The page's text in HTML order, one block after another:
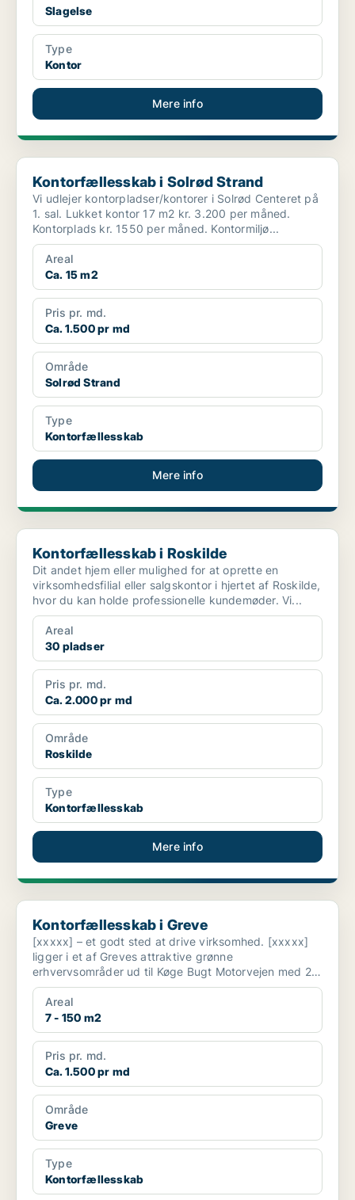
Slagelse
Type
Kontor
Mere info
Kontorfællesskab i Solrød Strand
Kontorfællesskab i Solrød Strand
Vi udlejer kontorpladser/kontorer i Solrød Centeret på
1. sal. Lukket kontor 17 m2 kr. 3.200 per måned.
Kontorplads kr. 1550 per måned. Kontormiljø...
Areal
Ca. 15 m2
Pris pr. md.
Ca. 1.500 pr md
Område
Solrød Strand
Type
Kontorfællesskab
Mere info
Kontorfællesskab i Roskilde
Kontorfællesskab i Roskilde
Dit andet hjem eller mulighed for at oprette en
virksomhedsfilial eller salgskontor i hjertet af Roskilde,
hvor du kan holde professionelle kundemøder. Vi...
Areal
30 pladser
Pris pr. md.
Ca. 2.000 pr md
Område
Roskilde
Type
Kontorfællesskab
Mere info
Kontorfællesskab i Greve
Kontorfællesskab i Greve
[xxxxx] – et godt sted at drive virksomhed. [xxxxx]
ligger i et af Greves attraktive grønne
erhvervsområder ud til Køge Bugt Motorvejen med 20
minutters kør...
Areal
7 - 150 m2
Pris pr. md.
Ca. 1.500 pr md
Område
Greve
Type
Kontorfællesskab